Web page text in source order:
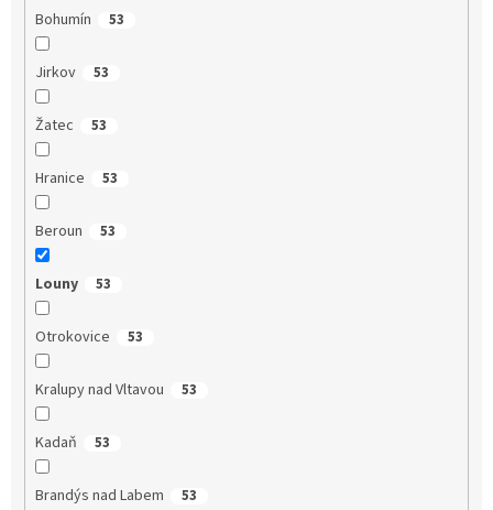
Bohumín 53
Jirkov 53
Žatec 53
Hranice 53
Beroun 53
Louny 53
Otrokovice 53
Kralupy nad Vltavou 53
Kadaň 53
Brandýs nad Labem 53